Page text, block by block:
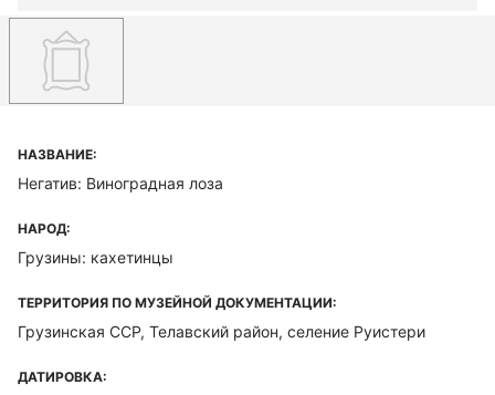
НАЗВАНИЕ:
Негатив: Виноградная лоза
НАРОД:
Грузины: кахетинцы
ТЕРРИТОРИЯ ПО МУЗЕЙНОЙ ДОКУМЕНТАЦИИ:
Грузинская ССР, Телавский район, селение Руистери
ДАТИРОВКА: